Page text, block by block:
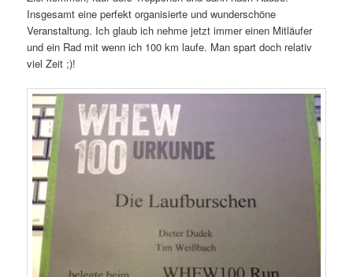
Insgesamt eine perfekt organisierte und wunderschöne
Veranstaltung. Ich glaub ich nehme jetzt immer einen Mitläufer
und ein Rad mit wenn ich 100 km laufe. Man spart doch relativ
viel Zeit ;)!